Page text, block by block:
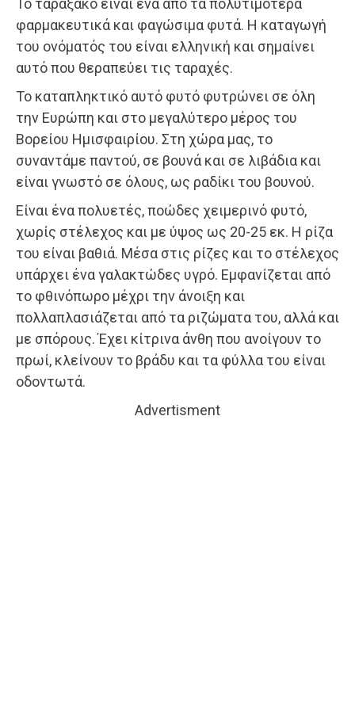
Το ταραξάκο είναι ένα από τα πολυτιμότερα
φαρμακευτικά και φαγώσιμα φυτά. Η καταγωγή
του ονόματός του είναι ελληνική και σημαίνει
αυτό που θεραπεύει τις ταραχές.
Το καταπληκτικό αυτό φυτό φυτρώνει σε όλη
την Ευρώπη και στο μεγαλύτερο μέρος του
Βορείου Ημισφαιρίου. Στη χώρα μας, το
συναντάμε παντού, σε βουνά και σε λιβάδια και
είναι γνωστό σε όλους, ως ραδίκι του βουνού.
Είναι ένα πολυετές, ποώδες χειμερινό φυτό,
χωρίς στέλεχος και με ύψος ως 20-25 εκ. Η ρίζα
του είναι βαθιά. Μέσα στις ρίζες και το στέλεχος
υπάρχει ένα γαλακτώδες υγρό. Εμφανίζεται από
το φθινόπωρο μέχρι την άνοιξη και
πολλαπλασιάζεται από τα ριζώματα του, αλλά και
με σπόρους. Έχει κίτρινα άνθη που ανοίγουν το
πρωί, κλείνουν το βράδυ και τα φύλλα του είναι
οδοντωτά.
Advertisment